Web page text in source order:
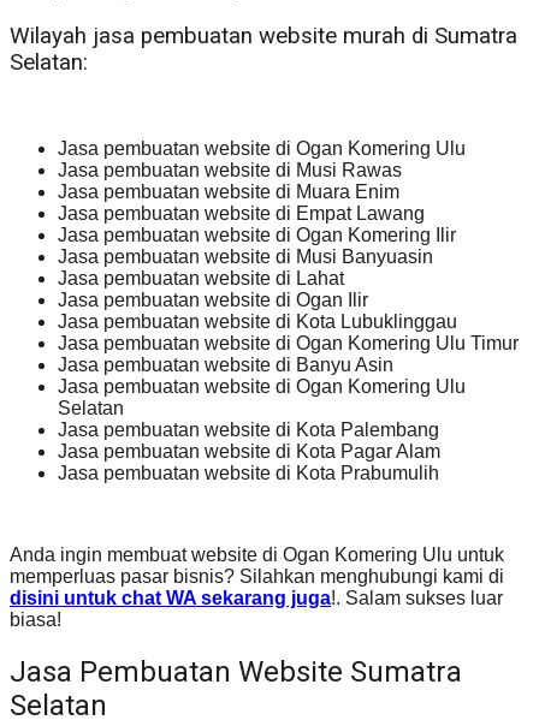
Wilayah jasa pembuatan website murah di Sumatra
Selatan:
Jasa pembuatan website di Ogan Komering Ulu
Jasa pembuatan website di Musi Rawas
Jasa pembuatan website di Muara Enim
Jasa pembuatan website di Empat Lawang
Jasa pembuatan website di Ogan Komering Ilir
Jasa pembuatan website di Musi Banyuasin
Jasa pembuatan website di Lahat
Jasa pembuatan website di Ogan Ilir
Jasa pembuatan website di Kota Lubuklinggau
Jasa pembuatan website di Ogan Komering Ulu Timur
Jasa pembuatan website di Banyu Asin
Jasa pembuatan website di Ogan Komering Ulu
Selatan
Jasa pembuatan website di Kota Palembang
Jasa pembuatan website di Kota Pagar Alam
Jasa pembuatan website di Kota Prabumulih
Anda ingin membuat website di Ogan Komering Ulu untuk
memperluas pasar bisnis? Silahkan menghubungi kami di
disini untuk chat WA sekarang juga!. Salam sukses luar
biasa!
Jasa Pembuatan Website Sumatra
Selatan